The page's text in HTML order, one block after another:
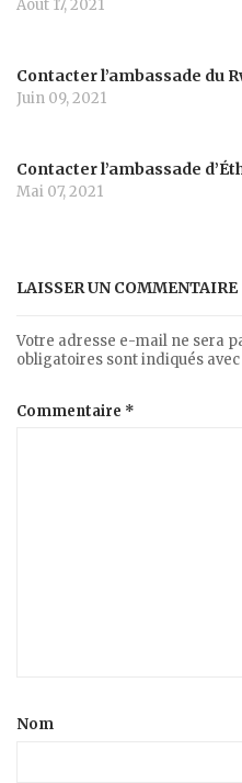
Août 17, 2021
Contacter l’ambassade du
Juin 09, 2021
Contacter l’ambassade
Mai 07, 2021
LAISSER UN COMMENTAIRE
Votre adresse e-mail ne sera
obligatoires sont indiqués avec
Commentaire *
Nom